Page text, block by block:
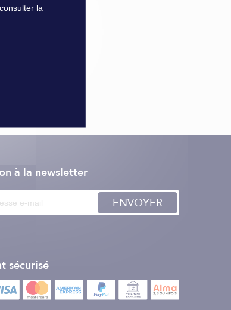
à la newsletter
ENVOYER
sécurisé
la